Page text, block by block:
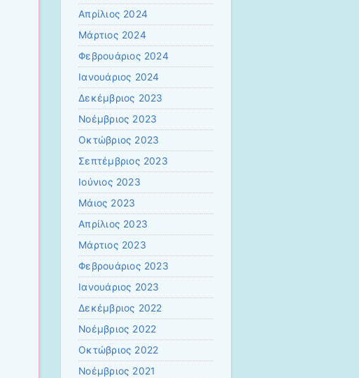
Απρίλιος 2024
Μάρτιος 2024
Φεβρουάριος 2024
Ιανουάριος 2024
Δεκέμβριος 2023
Νοέμβριος 2023
Οκτώβριος 2023
Σεπτέμβριος 2023
Ιούνιος 2023
Μάιος 2023
Απρίλιος 2023
Μάρτιος 2023
Φεβρουάριος 2023
Ιανουάριος 2023
Δεκέμβριος 2022
Νοέμβριος 2022
Οκτώβριος 2022
Νοέμβριος 2021